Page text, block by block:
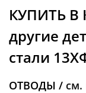
КУПИТЬ
другие
стали
ОТВОДЫ / см.